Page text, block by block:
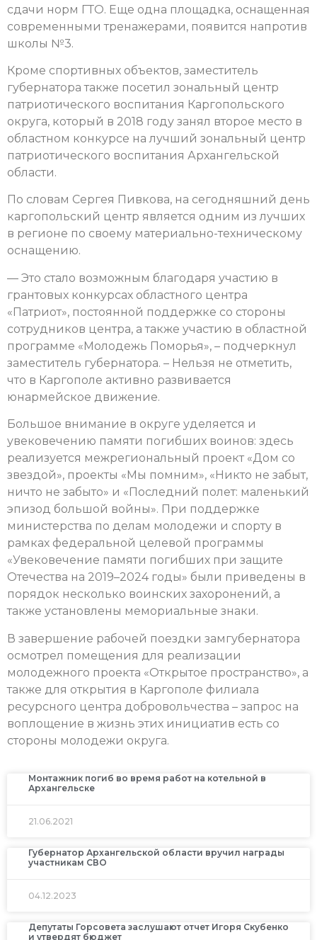
сдачи норм ГТО. Еще одна площадка, оснащенная
современными тренажерами, появится напротив
школы №3.
Кроме спортивных объектов, заместитель
губернатора также посетил зональный центр
патриотического воспитания Каргопольского
округа, который в 2018 году занял второе место в
областном конкурсе на лучший зональный центр
патриотического воспитания Архангельской
области.
По словам Сергея Пивкова, на сегодняшний день
каргопольский центр является одним из лучших
в регионе по своему материально-техническому
оснащению.
— Это стало возможным благодаря участию в
грантовых конкурсах областного центра
«Патриот», постоянной поддержке со стороны
сотрудников центра, а также участию в областной
программе «Молодежь Поморья», – подчеркнул
заместитель губернатора. – Нельзя не отметить,
что в Каргополе активно развивается
юнармейское движение.
Большое внимание в округе уделяется и
увековечению памяти погибших воинов: здесь
реализуется межрегиональный проект «Дом со
звездой», проекты «Мы помним», «Никто не забыт,
ничто не забыто» и «Последний полет: маленький
эпизод большой войны». При поддержке
министерства по делам молодежи и спорту в
рамках федеральной целевой программы
«Увековечение памяти погибших при защите
Отечества на 2019–2024 годы» были приведены в
порядок несколько воинских захоронений, а
также установлены мемориальные знаки.
В завершение рабочей поездки замгубернатора
осмотрел помещения для реализации
молодежного проекта «Открытое пространство», а
также для открытия в Каргополе филиала
ресурсного центра добровольчества – запрос на
воплощение в жизнь этих инициатив есть со
стороны молодежи округа.
Монтажник погиб во время работ на котельной в
Архангельске
21.06.2021
Губернатор Архангельской области вручил награды
участникам СВО
04.12.2023
Депутаты Горсовета заслушают отчет Игоря Скубенко
и утвердят бюджет